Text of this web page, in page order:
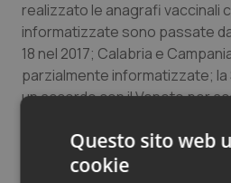
realizzato le anagrafi vaccinali
informatizzate sono passate
18 nel 2017; Calabria e
parzialmente informatizzate;
un accordo con il Veneto per
quelle completamente
stesso software in tutte le ASL
Questo sito web
cookie